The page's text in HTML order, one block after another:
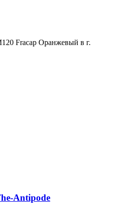
Fracap Оранжевый в г.
Antipode